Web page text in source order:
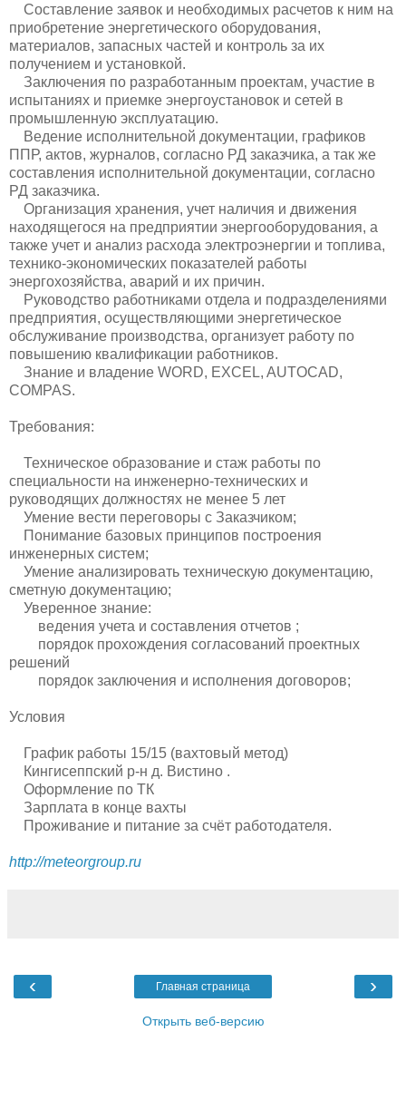
Составление заявок и необходимых расчетов к ним на
приобретение энергетического оборудования,
материалов, запасных частей и контроль за их
получением и установкой.
Заключения по разработанным проектам, участие в
испытаниях и приемке энергоустановок и сетей в
промышленную эксплуатацию.
Ведение исполнительной документации, графиков
ППР, актов, журналов, согласно РД заказчика, а так же
составления исполнительной документации, согласно
РД заказчика.
Организация хранения, учет наличия и движения
находящегося на предприятии энергооборудования, а
также учет и анализ расхода электроэнергии и топлива,
технико-экономических показателей работы
энергохозяйства, аварий и их причин.
Руководство работниками отдела и подразделениями
предприятия, осуществляющими энергетическое
обслуживание производства, организует работу по
повышению квалификации работников.
Знание и владение WORD, EXCEL, AUTOCAD,
COMPAS.
Требования:
Техническое образование и стаж работы по
специальности на инженерно-технических и
руководящих должностях не менее 5 лет
Умение вести переговоры с Заказчиком;
Понимание базовых принципов построения
инженерных систем;
Умение анализировать техническую документацию‚
сметную документацию;
Уверенное знание:
ведения учета и составления отчетов ;
порядок прохождения согласований проектных
решений
порядок заключения и исполнения договоров;
Условия
График работы 15/15 (вахтовый метод)
Кингисеппский р-н д. Вистино .
Оформление по ТК
Зарплата в конце вахты
Проживание и питание за счёт работодателя.
http://meteorgroup.ru
‹ ›
Главная страница
Открыть веб-версию